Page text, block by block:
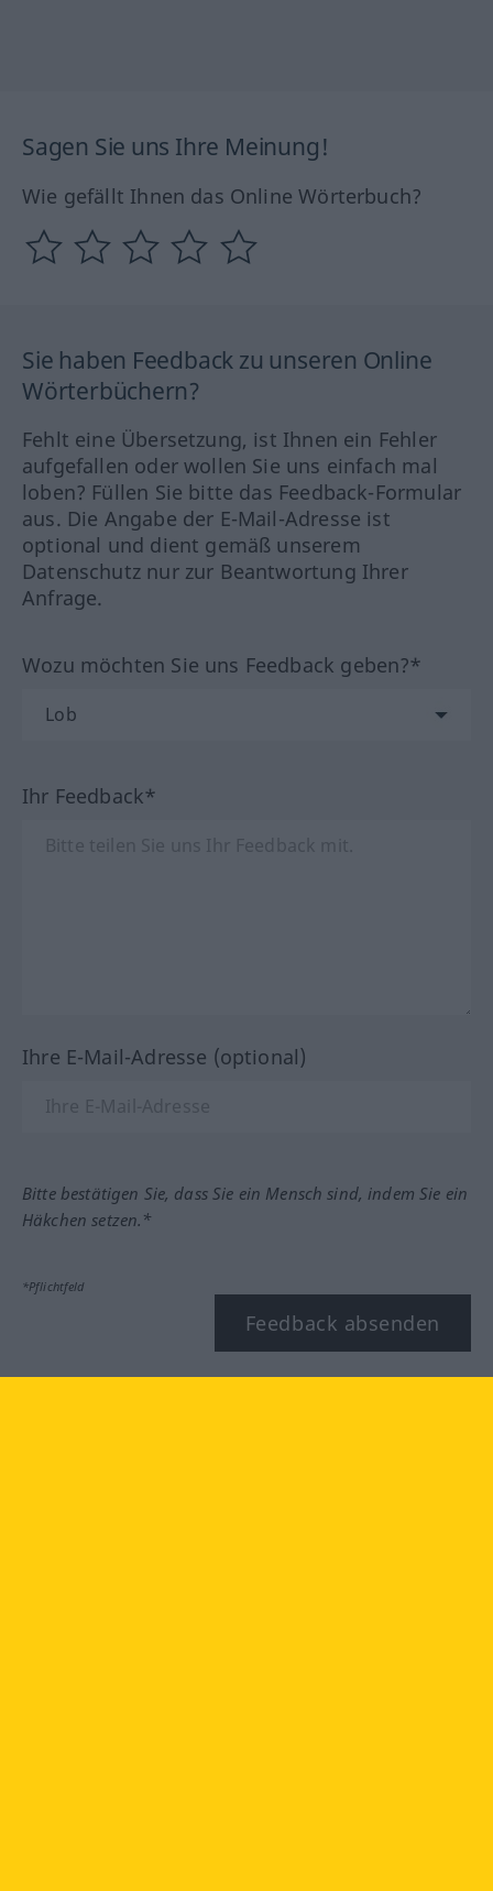
Sagen Sie uns Ihre Meinung!
Wie gefällt Ihnen das Online Wörterbuch?
Sie haben Feedback zu unseren Online
Wörterbüchern?
Fehlt eine Übersetzung, ist Ihnen ein Fehler
aufgefallen oder wollen Sie uns einfach mal
loben? Füllen Sie bitte das Feedback-Formular
aus. Die Angabe der E-Mail-Adresse ist
optional und dient gemäß unserem
Datenschutz nur zur Beantwortung Ihrer
Anfrage.
Wozu möchten Sie uns Feedback geben?*
Ihr Feedback*
Ihre E-Mail-Adresse (optional)
Bitte bestätigen Sie, dass Sie ein Mensch sind, indem Sie ein
Häkchen setzen.*
*Pflichtfeld
Feedback absenden